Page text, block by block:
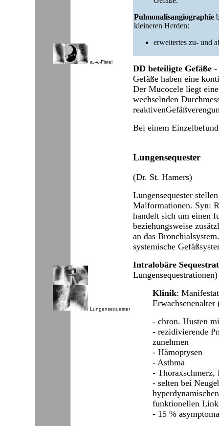
a.-v.-Fistel
Pulmonalisangiographie
kleineren Herden:
erweitertes zu- und
DD beteiligte Gefäße
Gefäße haben eine
Der Mucocele liegt
wechselnden
Bei einem
Lungensequester
Lungensequester
(Dr. St. Hamers)
Lungensequester
Malformationen. Syn:
handelt sich um einen
beziehungsweise
an das
systemische
Intralobäre
Lungensequestrationen)
Klinik:
- chron. Husten
- rezidivierende
zunehmen
- Hämoptysen
- Asthma
- Thoraxschmerz,
- selten bei
funktionellen
- 15 %